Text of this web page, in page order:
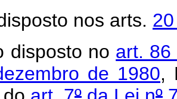
nos arts.
no art. 86
de 1980,